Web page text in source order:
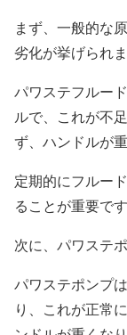
まず、一般的な
劣化が挙げられま
パワステフルー
ルで、これが不
ず、ハンドルが
定期的にフルー
ることが重要です
次に、パワステ
パワステポンプ
り、これが正常